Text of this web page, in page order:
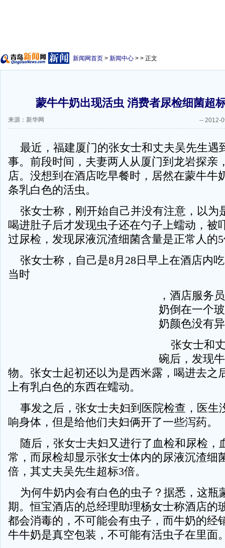
新闻网首页 > 新闻中心 > > 正文
蒙牛牛奶出现活虫 消费者尿检细菌超
来源：新华网 -- 2012-
最近，福建厦门的张女士和丈夫吴先生遇
事。前段时间，夫妻两人从厦门到龙岩探亲
店。没想到在酒店吃早餐时，居然在蒙牛牛
条乳白色的活虫。
张女士称，刚开始自己并没有注意，以为
喝进肚子后才发现虫子还在勺子上蠕动，被
过尿检，发现尿液沉渣细菌含量是正常人的
张女士称，自己是8月28日早上在酒店内
当时
，酒店服务
奶倒在一个
奶颜色没有
张女士和
碗后，发现
物。张女士起初还以为是西米露，喝进去之
上有乳白色的东西在蠕动。
事发之后，张女士夫妇到医院检查，医生
响身体，但是给他们夫妇俩开了一些泻药。
随后，张女士夫妇又进行了血检和尿检，
常，而尿检却显示张女士体内的尿液沉渣细
倍，其丈夫吴先生超标3倍。
为何牛奶内会有白色的虫子？据悉，这瓶
期。恒宝酒店的总经理助理杨女士称酒店的
都会消毒的，不可能会有虫子，而牛奶的经
牛牛奶是真空包装，不可能有活虫子在里面